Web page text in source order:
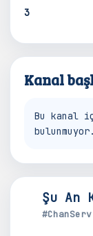
3
Kanal
Bu kanal
bulunmuyor.
Şu An